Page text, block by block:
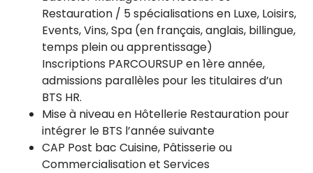
Restauration / 5 spécialisations en Luxe, Loisirs,
Events, Vins, Spa (en français, anglais, billingue,
temps plein ou apprentissage)
Inscriptions PARCOURSUP en 1ère année,
admissions parallèles pour les titulaires d’un
BTS HR.
Mise à niveau en Hôtellerie Restauration pour
intégrer le BTS l’année suivante
CAP Post bac Cuisine, Pâtisserie ou
Commercialisation et Services